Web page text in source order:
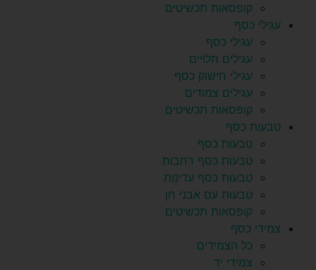
קופסאות תכשיטים
עגילי כסף
עגילי כסף
עגילים תלויים
עגילי חישוק כסף
עגילים צמודים
קופסאות תכשיטים
טבעות כסף
טבעות כסף
טבעות כסף רחבות
טבעות כסף עדינות
טבעות עם אבני חן
קופסאות תכשיטים
צמידי כסף
כל הצמידים
צמידי יד